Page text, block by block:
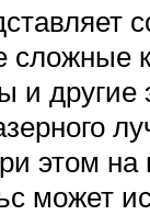
и
этом
может